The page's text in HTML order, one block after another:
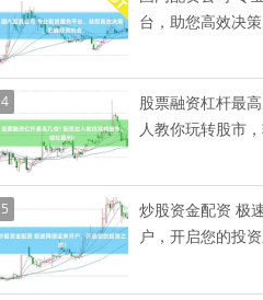
台，助您高效决
4
股票融资杠杆最
人教你玩转股市
5
炒股资金配资 极
户，开启您的投资